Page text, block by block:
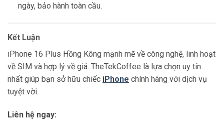
ngày, bảo hành toàn cầu.
Kết Luận
iPhone 16 Plus Hồng Kông mạnh mẽ về công nghệ, linh hoạt
về SIM và hợp lý về giá. TheTekCoffee là lựa chọn uy tín
nhất giúp bạn sở hữu chiếc iPhone chính hãng với dịch vụ
tuyệt vời.
Liên hệ ngay: